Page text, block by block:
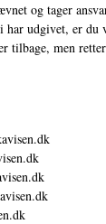
og tager
har udgivet, er du
tilbage, men